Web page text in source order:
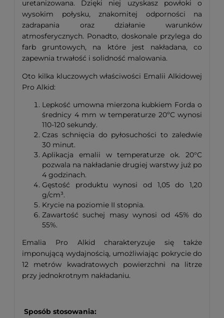
uretanizowana. Dzięki niej uzyskasz powłoki o
wysokim połysku, znakomitej odporności na
zadrapania oraz działanie warunków
atmosferycznych. Ponadto, doskonale przylega do
farb gruntowych, na które jest nakładana, co
zapewnia trwałość i solidność malowania.
Oto kilka kluczowych właściwości Emalii Alkidowej
Pro Alkid:
Lepkość umowna mierzona kubkiem Forda o
średnicy 4 mm w temperaturze 20ºC wynosi
110-120 sekundy.
Czas schnięcia do pyłosuchości to zaledwie
30 minut.
Aplikacja emalii w temperaturze ok. 20°C
pozwala na nakładanie drugiej warstwy już po
4 godzinach.
Gęstość produktu wynosi od 1,05 do 1,20
g/cm³.
Krycie na poziomie II stopnia.
Zawartość suchej masy wynosi od 45% do
55%.
Emalia Pro Alkid charakteryzuje się także
imponującą wydajnością, umożliwiając pokrycie do
12 metrów kwadratowych powierzchni na litrze
przy jednokrotnym nakładaniu.
Sposób stosowania: